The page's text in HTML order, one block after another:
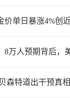
森特道出干预真相